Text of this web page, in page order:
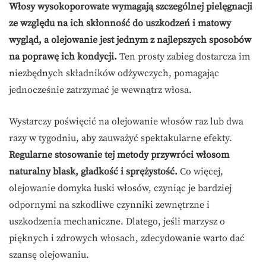
Włosy wysokoporowate wymagają szczególnej pielęgnacji
ze względu na ich skłonność do uszkodzeń i matowy
wygląd, a olejowanie jest jednym z najlepszych sposobów
na poprawę ich kondycji. Ten prosty zabieg dostarcza im
niezbędnych składników odżywczych, pomagając
jednocześnie zatrzymać je wewnątrz włosa.
Wystarczy poświęcić na olejowanie włosów raz lub dwa
razy w tygodniu, aby zauważyć spektakularne efekty.
Regularne stosowanie tej metody przywróci włosom
naturalny blask, gładkość i sprężystość. Co więcej,
olejowanie domyka łuski włosów, czyniąc je bardziej
odpornymi na szkodliwe czynniki zewnętrzne i
uszkodzenia mechaniczne. Dlatego, jeśli marzysz o
pięknych i zdrowych włosach, zdecydowanie warto dać
szansę olejowaniu.